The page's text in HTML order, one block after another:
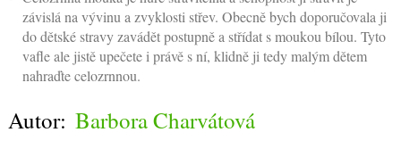
závislá na vývinu a zvyklosti střev. Obecně bych doporučovala ji
do dětské stravy zavádět postupně a střídat s moukou bílou. Tyto
vafle ale jistě upečete i právě s ní, klidně ji tedy malým dětem
nahraďte celozrnnou.
Autor: Barbora Charvátová